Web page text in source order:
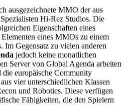
ausgezeichnete MMO der aus
Hi-Rez Studios. Die
Eigenschaften eines
eines MMOs zu einem
Im Gegensatz zu vielen anderen
jedoch keine monatlichen
Server von Global Agenda arbeiten
europäische Community
vier unterschiedlichen Klassen
und Robotics. Diese verfügen
Fähigkeiten, die den Spielern